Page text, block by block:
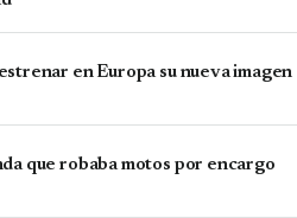
en Europa su nueva imagen
que robaba motos por encargo